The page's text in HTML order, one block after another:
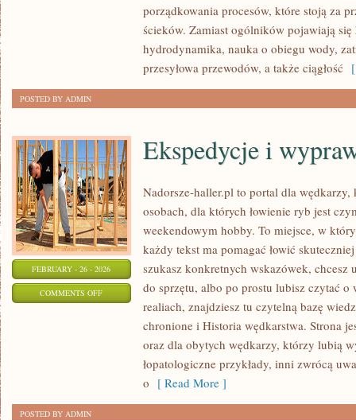
porządkowania procesów, które stoją za
ścieków. Zamiast ogólników pojawiają
hydrodynamika, nauka o obiegu wody,
przesyłowa przewodów, a także ciągłość
POSTED BY ADMIN
FEBRUARY - 26 - 2026
COMMENTS OFFON
EKSPEDYCJE
Ekspedycje i
Nadorsze-haller.pl to portal dla wędkarzy,
osobach, dla których łowienie ryb jest
weekendowym hobby. To miejsce, w
każdy tekst ma pomagać łowić
szukasz konkretnych wskazówek, chcesz
do sprzętu, albo po prostu lubisz czytać
realiach, znajdziesz tu czytelną bazę
chronione i Historia wędkarstwa. Strona
oraz dla obytych wędkarzy, którzy lubią
łopatologiczne przykłady, inni zwrócą
o [ Read More ]
POSTED BY ADMIN